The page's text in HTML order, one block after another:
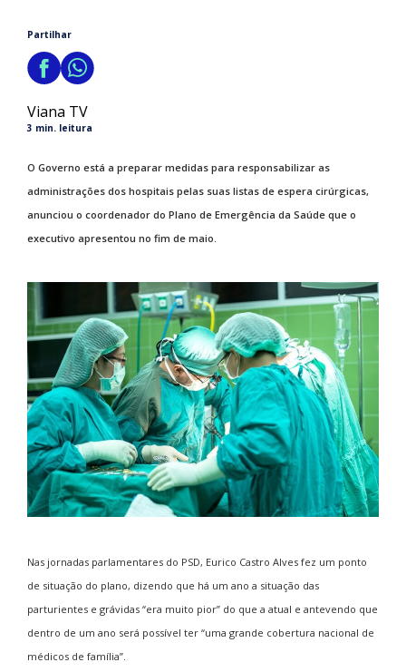
Partilhar
Viana TV
3 min. leitura
O Governo está a preparar medidas para responsabilizar as
administrações dos hospitais pelas suas listas de espera cirúrgicas,
anunciou o coordenador do Plano de Emergência da Saúde que o
executivo apresentou no fim de maio.
Nas jornadas parlamentares do PSD, Eurico Castro Alves fez um ponto
de situação do plano, dizendo que há um ano a situação das
parturientes e grávidas “era muito pior” do que a atual e antevendo que
dentro de um ano será possível ter “uma grande cobertura nacional de
médicos de família”.